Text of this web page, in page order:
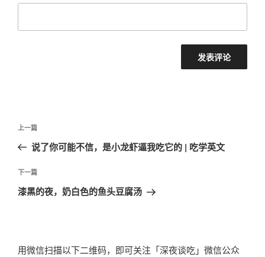
文
导
航
上
一
文
章
上一篇
说了你可能不信，是小龙虾逼我吃它的 | 吃学英文
下
一
下一篇
漆黑的夜，奶白色的鱼头豆腐汤
用微信扫描以下二维码，即可关注「深夜谈吃」微信公众